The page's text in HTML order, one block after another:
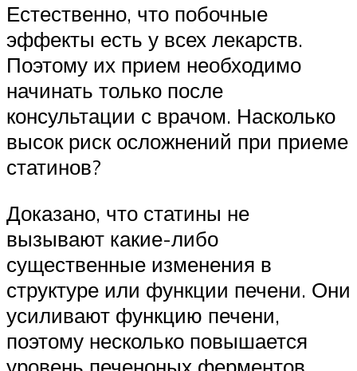
Естественно, что побочные
эффекты есть у всех лекарств.
Поэтому их прием необходимо
начинать только после
консультации с врачом. Насколько
высок риск осложнений при приеме
статинов?
Доказано, что статины не
вызывают какие-либо
существенные изменения в
структуре или функции печени. Они
усиливают функцию печени,
поэтому несколько повышается